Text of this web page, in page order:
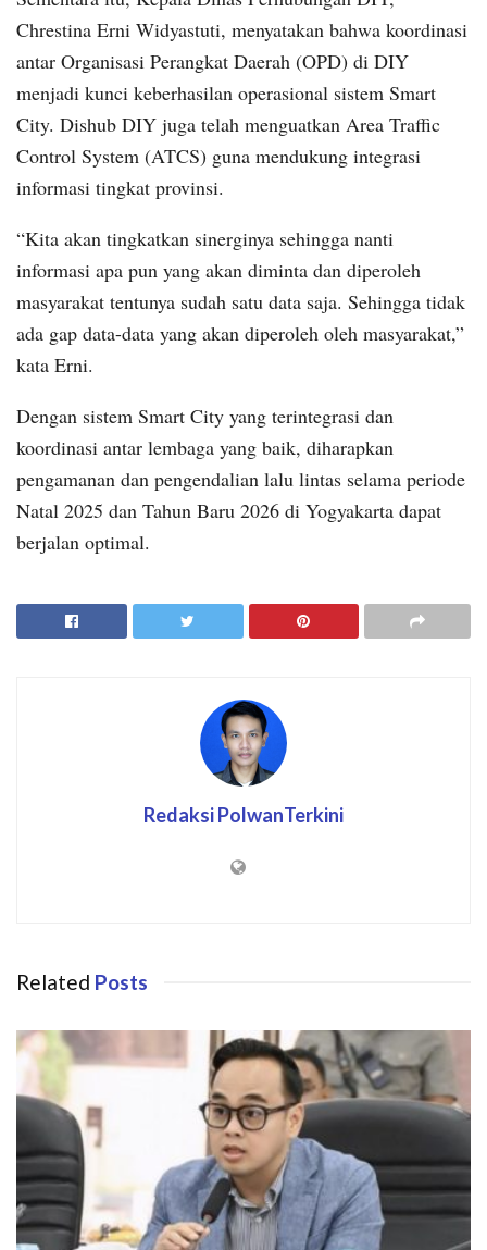
Chrestina Erni Widyastuti, menyatakan bahwa koordinasi
antar Organisasi Perangkat Daerah (OPD) di DIY
menjadi kunci keberhasilan operasional sistem Smart
City. Dishub DIY juga telah menguatkan Area Traffic
Control System (ATCS) guna mendukung integrasi
informasi tingkat provinsi.
“Kita akan tingkatkan sinerginya sehingga nanti
informasi apa pun yang akan diminta dan diperoleh
masyarakat tentunya sudah satu data saja. Sehingga tidak
ada gap data-data yang akan diperoleh oleh masyarakat,”
kata Erni.
Dengan sistem Smart City yang terintegrasi dan
koordinasi antar lembaga yang baik, diharapkan
pengamanan dan pengendalian lalu lintas selama periode
Natal 2025 dan Tahun Baru 2026 di Yogyakarta dapat
berjalan optimal.
Redaksi PolwanTerkini
Related Posts